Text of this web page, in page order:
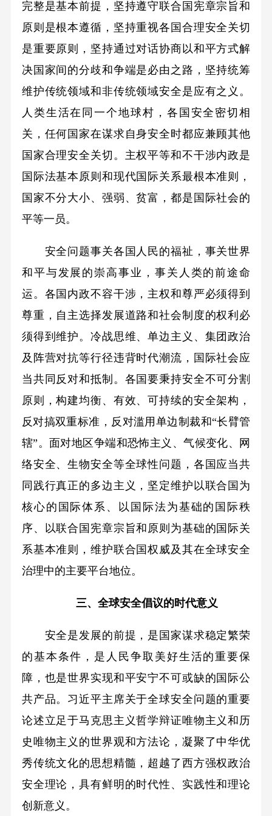
完整是基本前提，坚持遵守联合国宪章宗旨和
原则是根本遵循，坚持重视各国合理安全关切
是重要原则，坚持通过对话协商以和平方式解
决国家间的分歧和争端是必由之路，坚持统筹
维护传统领域和非传统领域安全是应有之义。
人类生活在同一个地球村，各国安全密切相
关，任何国家在谋求自身安全时都应兼顾其他
国家合理安全关切。主权平等和不干涉内政是
国际法基本原则和现代国际关系最根本准则，
国家不分大小、强弱、贫富，都是国际社会的
平等一员。
安全问题事关各国人民的福祉，事关世界
和平与发展的崇高事业，事关人类的前途命
运。各国内政不容干涉，主权和尊严必须得到
尊重，自主选择发展道路和社会制度的权利必
须得到维护。冷战思维、单边主义、集团政治
及阵营对抗等行径违背时代潮流，国际社会应
当共同反对和抵制。各国要秉持安全不可分割
原则，构建均衡、有效、可持续的安全架构，
反对搞双重标准，反对滥用单边制裁和“长臂管
辖”。面对地区争端和恐怖主义、气候变化、网
络安全、生物安全等全球性问题，各国应当共
同践行真正的多边主义，坚定维护以联合国为
核心的国际体系、以国际法为基础的国际秩
序、以联合国宪章宗旨和原则为基础的国际关
系基本准则，维护联合国权威及其在全球安全
治理中的主要平台地位。
三、全球安全倡议的时代意义
安全是发展的前提，是国家谋求稳定繁荣
的基本条件，是人民争取美好生活的重要保
障，也是世界实现和平安宁不可或缺的国际公
共产品。习近平主席关于全球安全问题的重要
论述立足于马克思主义哲学辩证唯物主义和历
史唯物主义的世界观和方法论，凝聚了中华优
秀传统文化的思想精髓，超越了西方强权政治
安全理论，具有鲜明的时代性、实践性和理论
创新意义。